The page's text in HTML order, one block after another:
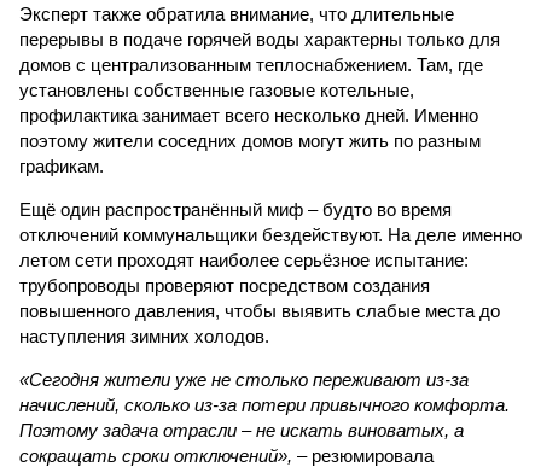
Эксперт также обратила внимание, что длительные
перерывы в подаче горячей воды характерны только для
домов с централизованным теплоснабжением. Там, где
установлены собственные газовые котельные,
профилактика занимает всего несколько дней. Именно
поэтому жители соседних домов могут жить по разным
графикам.
Ещё один распространённый миф – будто во время
отключений коммунальщики бездействуют. На деле именно
летом сети проходят наиболее серьёзное испытание:
трубопроводы проверяют посредством создания
повышенного давления, чтобы выявить слабые места до
наступления зимних холодов.
«Сегодня жители уже не столько переживают из-за
начислений, сколько из-за потери привычного комфорта.
Поэтому задача отрасли – не искать виноватых, а
сокращать сроки отключений», – резюмировала